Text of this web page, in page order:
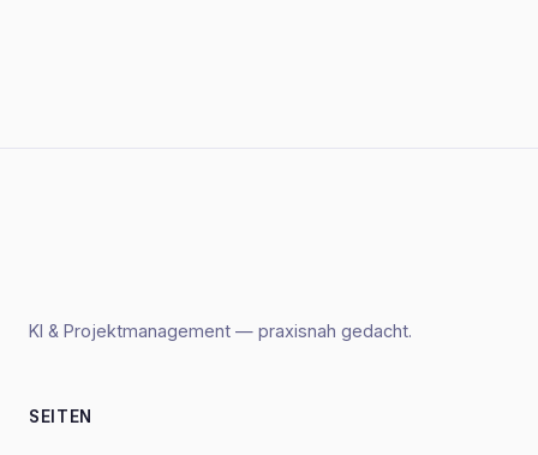
KI & Projektmanagement — praxisnah gedacht.
SEITEN